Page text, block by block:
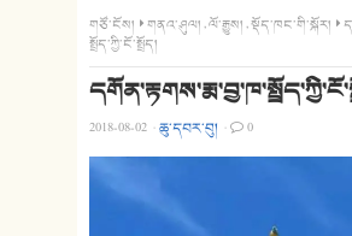
གཙོ་ངོས། གནའ་ཤུལ།,ལོ་རྒྱུས།,སྡོད་ཁང་གི་སྐོར།
སྤྲོད་ཀྱི་ངོ་སྤྲོད།
2018-08-02 ·ཆུ་དབར་བུ། · 0